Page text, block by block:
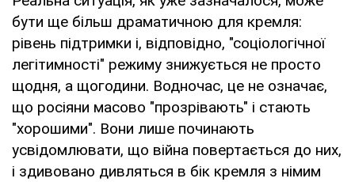
бути ще більш драматичною для кремля:
рівень підтримки і, відповідно, "соціологічної
легітимності" режиму знижується не просто
щодня, а щогодини. Водночас, це не означає,
що росіяни масово "прозрівають" і стають
"хорошими". Вони лише починають
усвідомлювати, що війна повертається до них,
і здивовано дивляться в бік кремля з німим